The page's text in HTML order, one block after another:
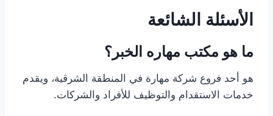
الأسئلة الشائعة
ما هو مكتب مهاره الخبر؟
هو أحد فروع شركة مهارة في المنطقة الشرقية، ويقدم
خدمات الاستقدام والتوظيف للأفراد والشركات.